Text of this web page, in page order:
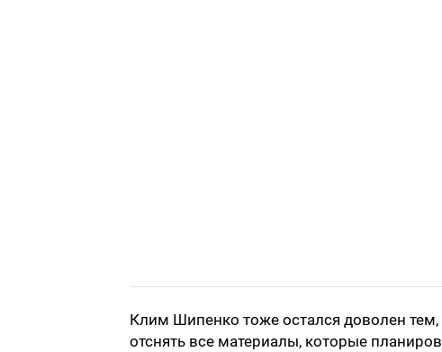
Клим Шипенко тоже остался доволен
отснять все материалы, которые